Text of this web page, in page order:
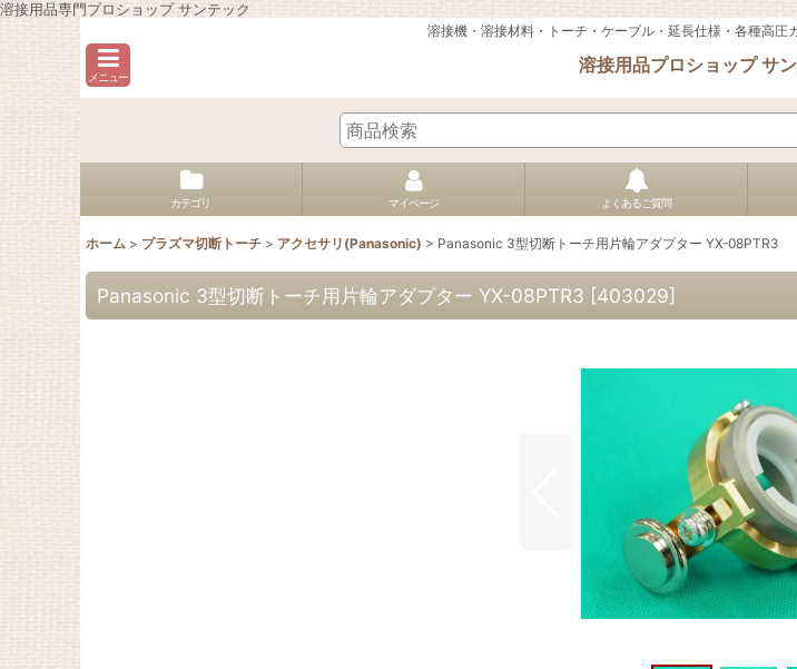
溶接用品専門プロショップ サンテック
溶接機・溶接材料・トーチ・ケーブル・延長仕様・各種高
メニュー
溶接用品プロショップ サ
カテゴリ マイページ よくあるご質問
ホーム > プラズマ切断トーチ > アクセサリ(Panasonic) > Panasonic 3型切断トーチ用片輪アダプター YX-08PTR3
Panasonic 3型切断トーチ用片輪アダプター YX-08PTR3 [403029]